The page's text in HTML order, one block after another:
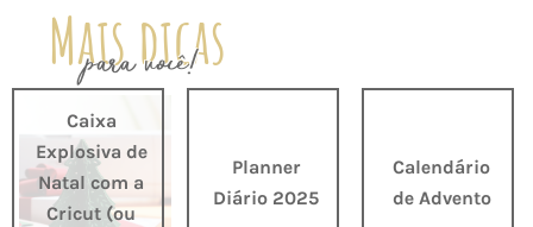
Mais dicas
para você!
Caixa
Explosiva de
Natal com a
Cricut (ou
Planner
Diário 2025
Calendário
de Advento